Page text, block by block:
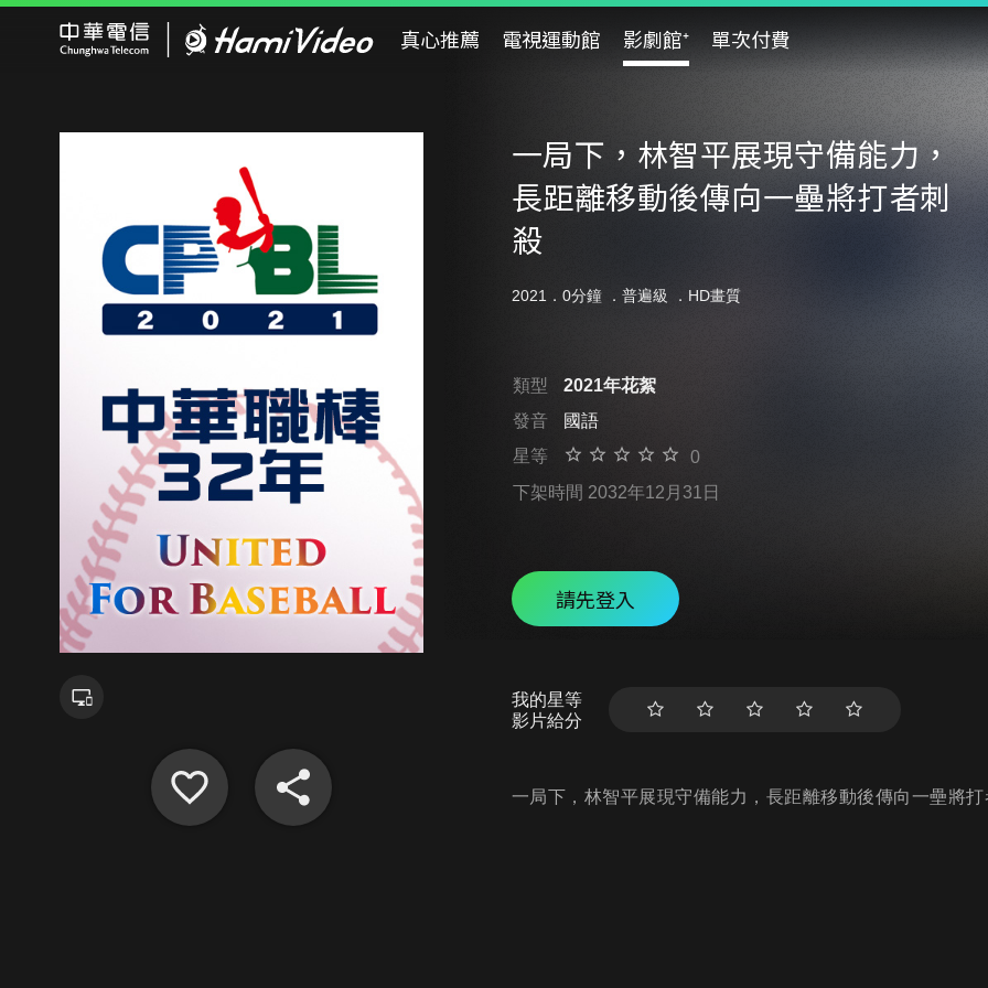
真心推薦 電視運動館 影劇館⁺ 單次付費
一局下，林智平展現守備能力，
長距離移動後傳向一壘將打者刺
殺
2021．0分鐘 ． 普遍級 ．HD畫質
類型
2021年花絮
發音
國語
星等
0
下架時間 2032年12月31日
請先登入
我的星等
影片給分
一局下，林智平展現守備能力，長距離移動後傳向一壘將